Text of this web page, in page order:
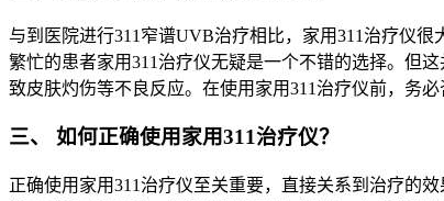
与到医院进行311窄谱UVB治疗相比，家用311治疗仪
繁忙的患者家用311治疗仪无疑是一个不错的选择。但
致皮肤灼伤等不良反应。在使用家用311治疗仪前，务
三、 如何正确使用家用311治疗仪？
正确使用家用311治疗仪至关重要，直接关系到治疗的